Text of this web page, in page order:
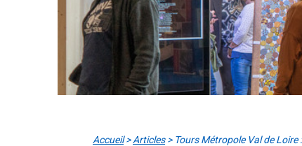
Accueil>Articles> Tours Métropole Val de